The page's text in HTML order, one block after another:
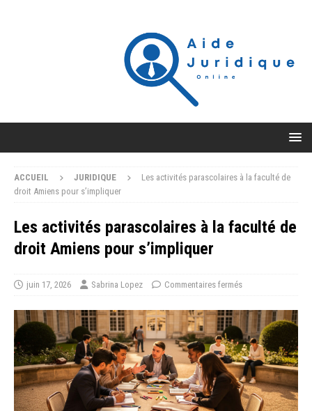
ACCUEIL JURIDIQUE
Les activités parascolaires à la faculté de
droit Amiens pour s’impliquer
Les activités parascolaires à la faculté de
droit Amiens pour s’impliquer
juin 17, 2026 Sabrina Lopez Commentaires fermés